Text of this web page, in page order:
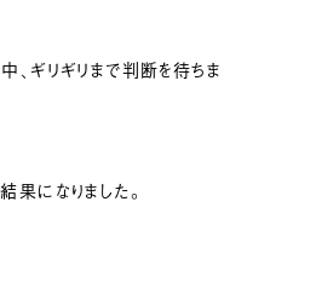
、 ギリギリまで判断を待ちま
果になりました。